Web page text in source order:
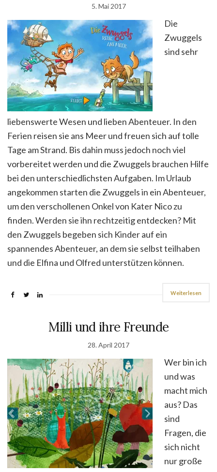
5. Mai 2017
Die
Zwuggels
sind sehr
liebenswerte Wesen und lieben Abenteuer. In den
Ferien reisen sie ans Meer und freuen sich auf tolle
Tage am Strand. Bis dahin muss jedoch noch viel
vorbereitet werden und die Zwuggels brauchen Hilfe
bei den unterschiedlichsten Aufgaben. Im Urlaub
angekommen starten die Zwuggels in ein Abenteuer,
um den verschollenen Onkel von Kater Nico zu
finden. Werden sie ihn rechtzeitig entdecken? Mit
den Zwuggels begeben sich Kinder auf ein
spannendes Abenteuer, an dem sie selbst teilhaben
und die Elfina und Olfred unterstützen können.
Weiterlesen
Milli und ihre Freunde
28. April 2017
Wer bin ich
und was
macht mich
aus? Das
sind
Fragen, die
sich nicht
nur große